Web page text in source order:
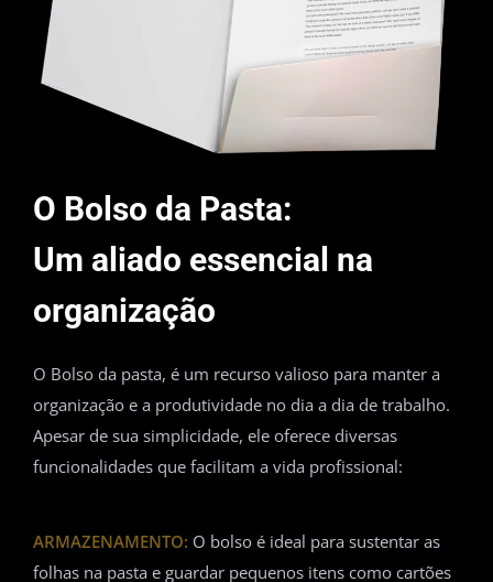
O Bolso da Pasta:
Um aliado essencial na
organização
O Bolso da pasta, é um recurso valioso para manter a
organização e a produtividade no dia a dia de trabalho.
Apesar de sua simplicidade, ele oferece diversas
funcionalidades que facilitam a vida profissional:
ARMAZENAMENTO: O bolso é ideal para sustentar as
folhas na pasta e guardar pequenos itens como cartões